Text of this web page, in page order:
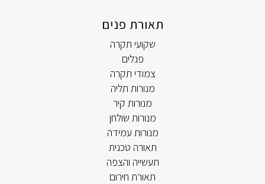
תאורת פנים
שקועי תקרה
פנלים
צמודי תקרה
מנורות תליה
מנורות קיר
מנורות שולחן
מנורות עמידה
תאורה טכנית
תעשייה והצפה
תאורת חירום